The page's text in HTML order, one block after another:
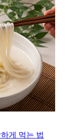
게 먹는 법